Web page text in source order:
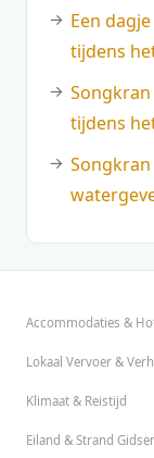
Een
tijdens
tijdens
Accommodaties &
Lokaal Vervoer &
Klimaat & Reistijd
Eiland & Strand